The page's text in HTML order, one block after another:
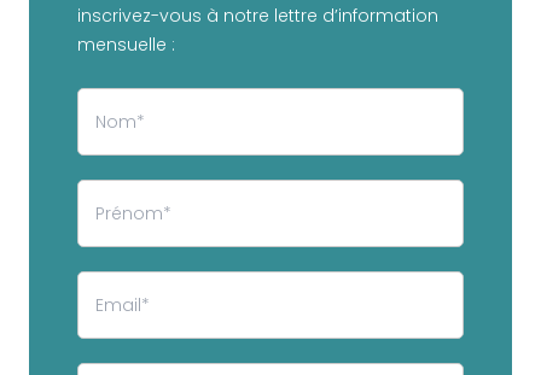
inscrivez-vous à notre lettre d’information
mensuelle :